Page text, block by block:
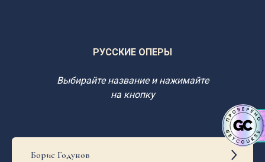
РУССКИЕ ОПЕРЫ
Выбирайте название и нажимайте
на кнопку
Борис Годунов